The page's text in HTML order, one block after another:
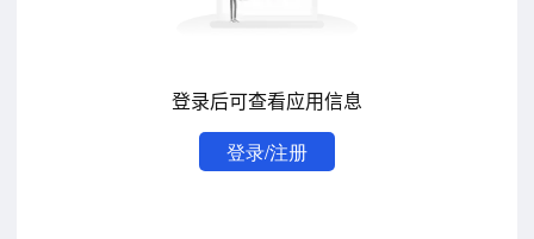
登录后可查看应用信息
登录/注册